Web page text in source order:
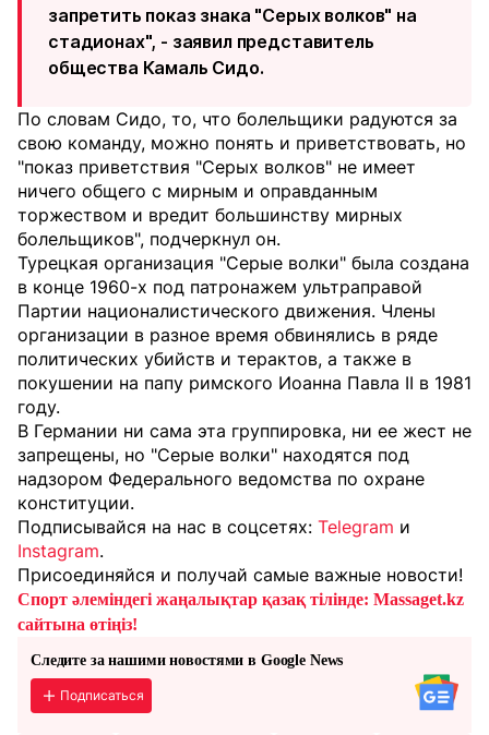
запретить показ знака "Серых волков" на
стадионах", - заявил представитель
общества Камаль Сидо.
По словам Сидо, то, что болельщики радуются за
свою команду, можно понять и приветствовать, но
"показ приветствия "Серых волков" не имеет
ничего общего с мирным и оправданным
торжеством и вредит большинству мирных
болельщиков", подчеркнул он.
Турецкая организация "Серые волки" была создана
в конце 1960-х под патронажем ультраправой
Партии националистического движения. Члены
организации в разное время обвинялись в ряде
политических убийств и терактов, а также в
покушении на папу римского Иоанна Павла II в 1981
году.
В Германии ни сама эта группировка, ни ее жест не
запрещены, но "Серые волки" находятся под
надзором Федерального ведомства по охране
конституции.
Подписывайся на нас в соцсетях: Telegram и
Instagram.
Присоединяйся и получай самые важные новости!
Спорт әлеміндегі жаңалықтар қазақ тілінде: Massaget.kz
сайтына өтіңіз!
Следите за нашими новостями в Google News
Подписаться